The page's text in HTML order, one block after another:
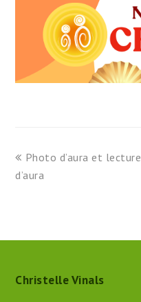
previous
post:
Photo d’aura et lecture
d’aura
Christelle Vinals